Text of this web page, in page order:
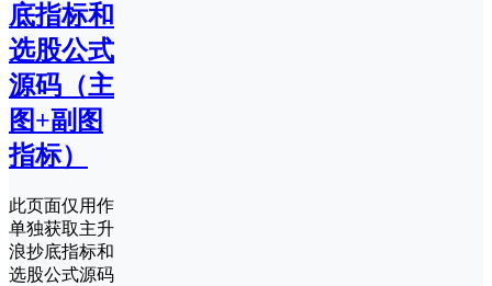
底指标和
选股公式
源码（主
图+副图
指标）
此页面仅用作
单独获取主升
浪抄底指标和
选股公式源码